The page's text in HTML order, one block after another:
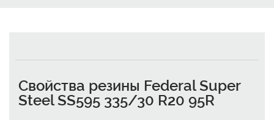
Свойства резины Federal Super
Steel SS595 335/30 R20 95R